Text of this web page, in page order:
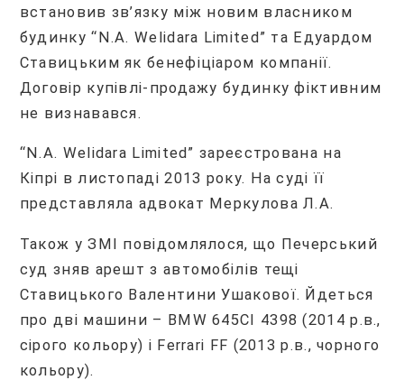
встановив зв’язку між новим власником
будинку “N.A. Welidara Limited” та Едуардом
Ставицьким як бенефіціаром компанії.
Договір купівлі-продажу будинку фіктивним
не визнавався.
“N.A. Welidara Limited” зареєстрована на
Кіпрі в листопаді 2013 року. На суді її
представляла адвокат Меркулова Л.А.
Також у ЗМІ повідомлялося, що Печерський
суд зняв арешт з автомобілів тещі
Ставицького Валентини Ушакової. Йдеться
про дві машини – BMW 645CI 4398 (2014 р.в.,
сірого кольору) і Ferrari FF (2013 р.в., чорного
кольору).